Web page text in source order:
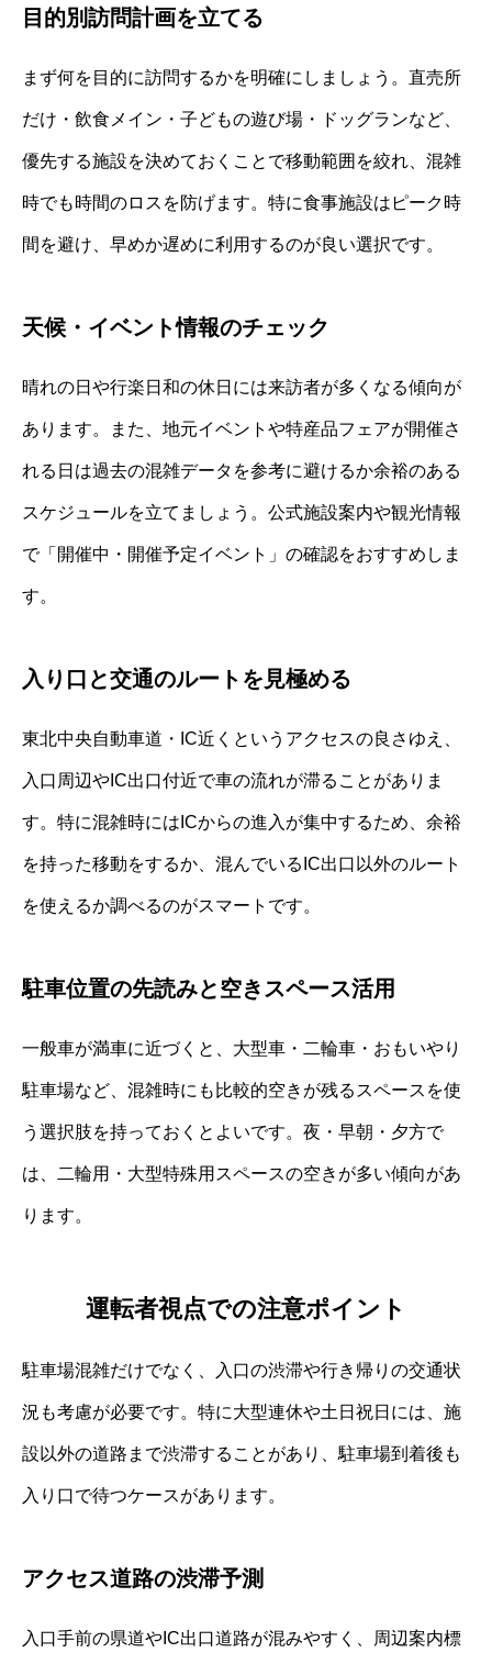
目的別訪問計画を立てる
まず何を目的に訪問するかを明確にしましょう。直売所
だけ・飲食メイン・子どもの遊び場・ドッグランなど、
優先する施設を決めておくことで移動範囲を絞れ、混雑
時でも時間のロスを防げます。特に食事施設はピーク時
間を避け、早めか遅めに利用するのが良い選択です。
天候・イベント情報のチェック
晴れの日や行楽日和の休日には来訪者が多くなる傾向が
あります。また、地元イベントや特産品フェアが開催さ
れる日は過去の混雑データを参考に避けるか余裕のある
スケジュールを立てましょう。公式施設案内や観光情報
で「開催中・開催予定イベント」の確認をおすすめしま
す。
入り口と交通のルートを見極める
東北中央自動車道・IC近くというアクセスの良さゆえ、
入口周辺やIC出口付近で車の流れが滞ることがありま
す。特に混雑時にはICからの進入が集中するため、余裕
を持った移動をするか、混んでいるIC出口以外のルート
を使えるか調べるのがスマートです。
駐車位置の先読みと空きスペース活用
一般車が満車に近づくと、大型車・二輪車・おもいやり
駐車場など、混雑時にも比較的空きが残るスペースを使
う選択肢を持っておくとよいです。夜・早朝・夕方で
は、二輪用・大型特殊用スペースの空きが多い傾向があ
ります。
運転者視点での注意ポイント
駐車場混雑だけでなく、入口の渋滞や行き帰りの交通状
況も考慮が必要です。特に大型連休や土日祝日には、施
設以外の道路まで渋滞することがあり、駐車場到着後も
入り口で待つケースがあります。
アクセス道路の渋滞予測
入口手前の県道やIC出口道路が混みやすく、周辺案内標